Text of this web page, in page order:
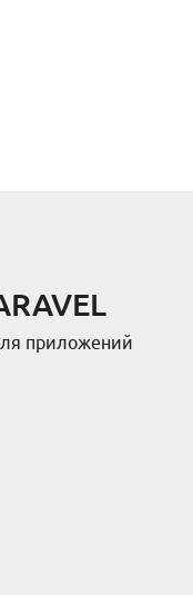
приложений